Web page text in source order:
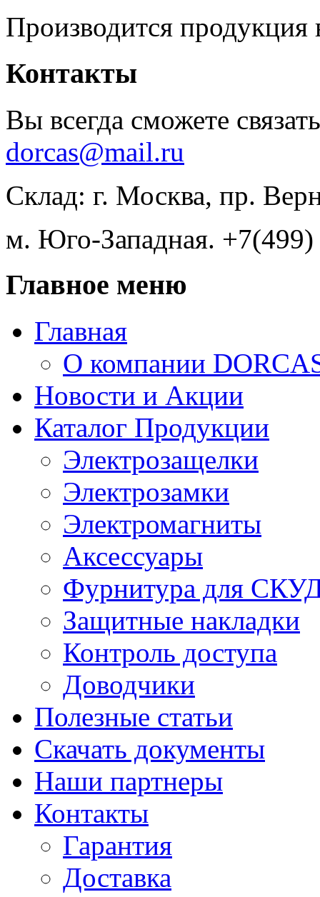
Производится
Контакты
Вы всегда сможете
dorcas@mail.ru
Склад: г. Москва, пр.
м. Юго-Западная.
Главное меню
Главная
О компании
Новости и Акции
Каталог Продукции
Электрозащелки
Электрозамки
Электромагниты
Аксессуары
Фурнитура для
Защитные накладки
Контроль доступа
Доводчики
Полезные статьи
Скачать документы
Наши партнеры
Контакты
Гарантия
Доставка